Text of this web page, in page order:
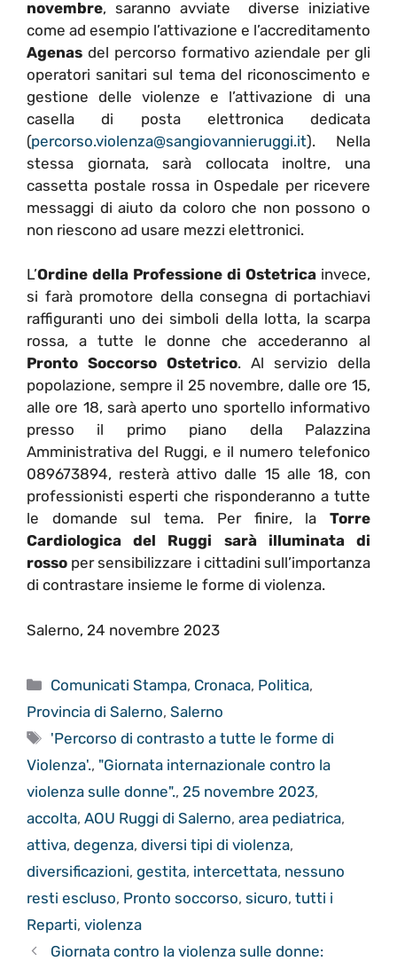
novembre, saranno avviate diverse iniziative
come ad esempio l’attivazione e l’accreditamento
Agenas del percorso formativo aziendale per gli
operatori sanitari sul tema del riconoscimento e
gestione delle violenze e l’attivazione di una
casella di posta elettronica dedicata
(percorso.violenza@sangiovannieruggi.it). Nella
stessa giornata, sarà collocata inoltre, una
cassetta postale rossa in Ospedale per ricevere
messaggi di aiuto da coloro che non possono o
non riescono ad usare mezzi elettronici.
L’Ordine della Professione di Ostetrica invece,
si farà promotore della consegna di portachiavi
raffiguranti uno dei simboli della lotta, la scarpa
rossa, a tutte le donne che accederanno al
Pronto Soccorso Ostetrico. Al servizio della
popolazione, sempre il 25 novembre, dalle ore 15,
alle ore 18, sarà aperto uno sportello informativo
presso il primo piano della Palazzina
Amministrativa del Ruggi, e il numero telefonico
‪089673894‬, resterà attivo dalle 15 alle 18, con
professionisti esperti che risponderanno a tutte
le domande sul tema. Per finire, la Torre
Cardiologica del Ruggi sarà illuminata di
rosso per sensibilizzare i cittadini sull’importanza
di contrastare insieme le forme di violenza.
Salerno, 24 novembre 2023
Categorie
Comunicati Stampa, Cronaca, Politica,
Provincia di Salerno, Salerno
Tag
'Percorso di contrasto a tutte le forme di
Violenza'., "Giornata internazionale contro la
violenza sulle donne"., 25 novembre 2023,
accolta, AOU Ruggi di Salerno, area pediatrica,
attiva, degenza, diversi tipi di violenza,
diversificazioni, gestita, intercettata, nessuno
resti escluso, Pronto soccorso, sicuro, tutti i
Reparti, violenza
Giornata contro la violenza sulle donne: